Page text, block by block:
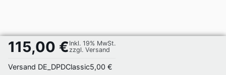
115,00 € Inkl. 19% MwSt.
zzgl. Versand
Versand DE_DPDClassic5,00 €